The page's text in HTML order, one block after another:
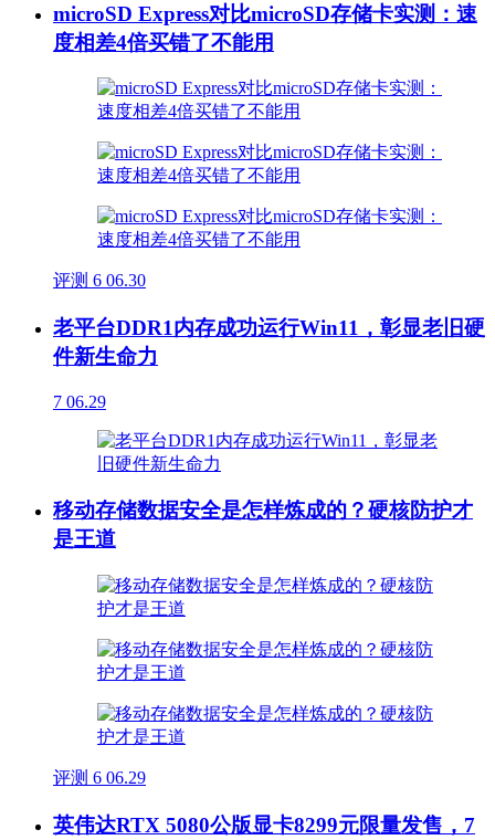
microSD Express对比microSD存储卡实测：速
度相差4倍买错了不能用
评测 6 06.30
老平台DDR1内存成功运行Win11，彰显老旧硬
件新生命力
7 06.29
移动存储数据安全是怎样炼成的？硬核防护才
是王道
评测 6 06.29
英伟达RTX 5080公版显卡8299元限量发售，7